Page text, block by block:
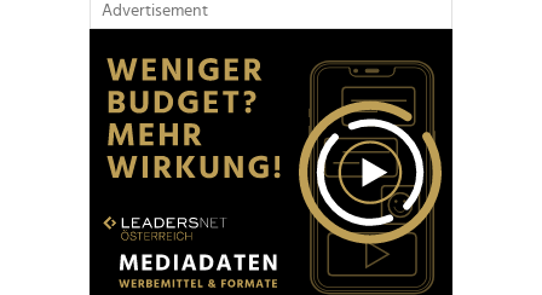
Advertisement